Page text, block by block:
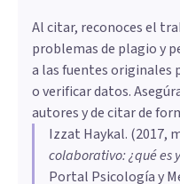
Al citar, reconoces el
problemas de plagio y
a las fuentes originales
o verificar datos.
autores y de citar de
Izzat Haykal. (2017,
colaborativo: ¿qué es
Portal Psicología y